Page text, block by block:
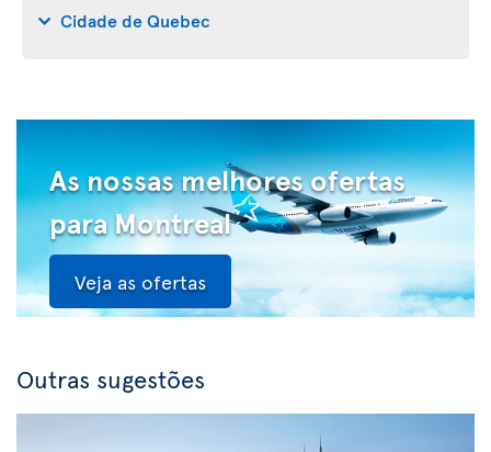
Cidade de Quebec
As nossas melhores ofertas
para Montreal
Veja as ofertas
Outras sugestões